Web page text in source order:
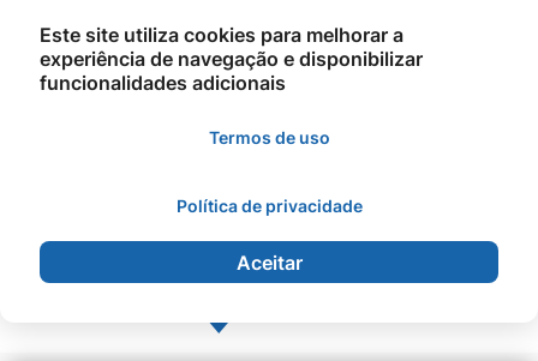
Saúde
VTN e Código Tributário
©2026 - Prefeitura Municipal de Barra do Garças -
Todos os direitos reservados.
Este site utiliza cookies para melhorar a
experiência de navegação e disponibilizar
funcionalidades adicionais
Termos de uso
Política de privacidade
Aceitar